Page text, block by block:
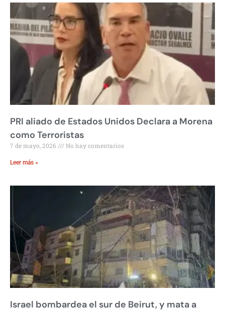
PRI aliado de Estados Unidos Declara a Morena
como Terroristas
7 de mayo, 2026 No hay comentarios
Leer más »
Israel bombardea el sur de Beirut, y mata a